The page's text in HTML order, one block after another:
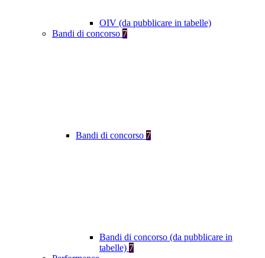
OIV (da pubblicare in tabelle)
Bandi di concorso 7
Bandi di concorso 7
Bandi di concorso (da pubblicare in
tabelle) 7